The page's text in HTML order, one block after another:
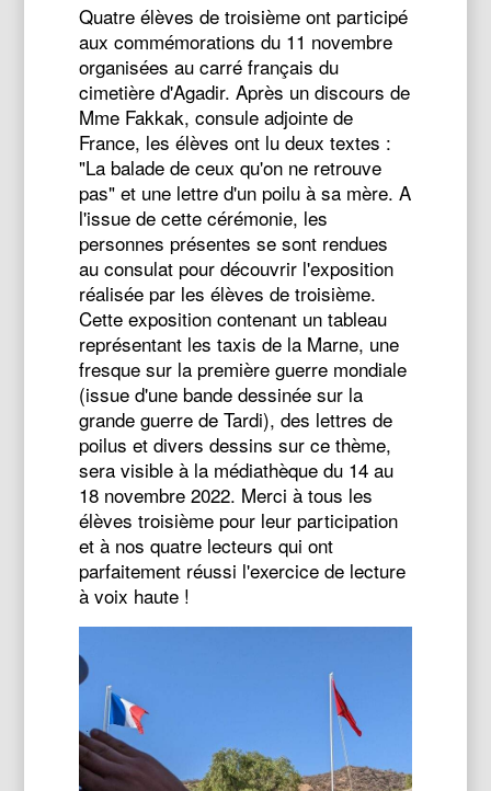
Quatre élèves de troisième ont participé
aux commémorations du 11 novembre
organisées au carré français du
cimetière d'Agadir. Après un discours de
Mme Fakkak, consule adjointe de
France, les élèves ont lu deux textes :
"La balade de ceux qu'on ne retrouve
pas" et une lettre d'un poilu à sa mère. A
l'issue de cette cérémonie, les
personnes présentes se sont rendues
au consulat pour découvrir l'exposition
réalisée par les élèves de troisième.
Cette exposition contenant un tableau
représentant les taxis de la Marne, une
fresque sur la première guerre mondiale
(issue d'une bande dessinée sur la
grande guerre de Tardi), des lettres de
poilus et divers dessins sur ce thème,
sera visible à la médiathèque du 14 au
18 novembre 2022. Merci à tous les
élèves troisième pour leur participation
et à nos quatre lecteurs qui ont
parfaitement réussi l'exercice de lecture
à voix haute !